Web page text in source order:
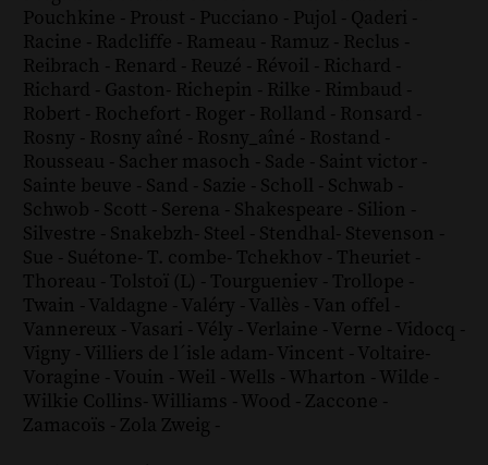
Pouchkine - Proust - Pucciano - Pujol - Qaderi -
Racine - Radcliffe - Rameau - Ramuz - Reclus -
Reibrach - Renard - Reuzé - Révoil - Richard -
Richard - Gaston- Richepin - Rilke - Rimbaud -
Robert - Rochefort - Roger - Rolland - Ronsard -
Rosny - Rosny aîné - Rosny_aîné - Rostand -
Rousseau - Sacher masoch - Sade - Saint victor -
Sainte beuve - Sand - Sazie - Scholl - Schwab -
Schwob - Scott - Serena - Shakespeare - Silion -
Silvestre - Snakebzh- Steel - Stendhal- Stevenson -
Sue - Suétone- T. combe- Tchekhov - Theuriet -
Thoreau - Tolstoï (L) - Tourgueniev - Trollope -
Twain - Valdagne - Valéry - Vallès - Van offel -
Vannereux - Vasari - Vély - Verlaine - Verne - Vidocq -
Vigny - Villiers de l´isle adam- Vincent - Voltaire-
Voragine - Vouin - Weil - Wells - Wharton - Wilde -
Wilkie Collins- Williams - Wood - Zaccone -
Zamacoïs - Zola Zweig -